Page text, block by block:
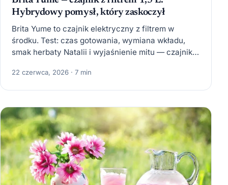
Hybrydowy pomysł, który zaskoczył
Brita Yume to czajnik elektryczny z filtrem w
środku. Test: czas gotowania, wymiana wkładu,
smak herbaty Natalii i wyjaśnienie mitu — czajnik
22 czerwca, 2026 · 7 min